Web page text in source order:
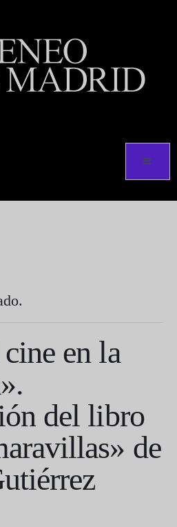
en la
del libro
de